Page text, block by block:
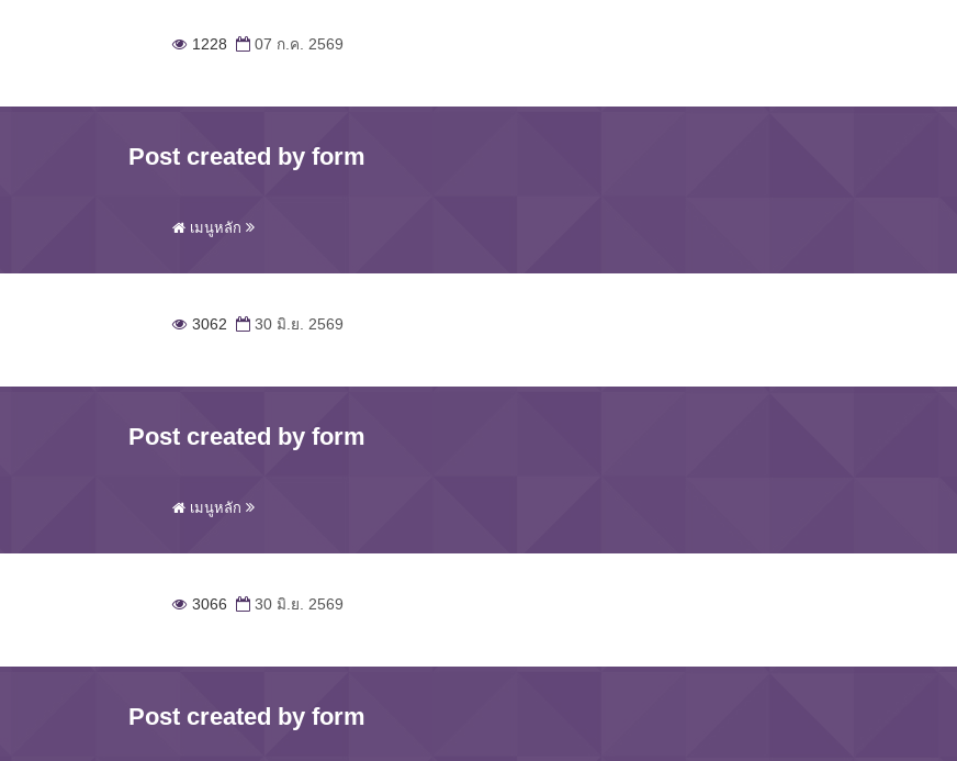
1228 07 ก.ค. 2569
Post created by form
เมนูหลัก
3062 30 มิ.ย. 2569
Post created by form
เมนูหลัก
3066 30 มิ.ย. 2569
Post created by form